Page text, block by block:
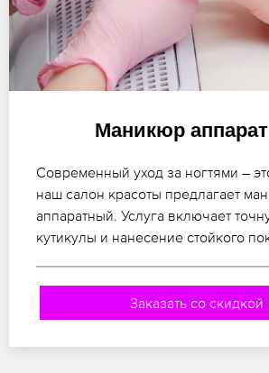
Маникюр
Современный уход за ногтями –
наш салон красоты предлагает
аппаратный. Услуга включает
кутикулы и нанесение стойкого
Заказать со скидкой